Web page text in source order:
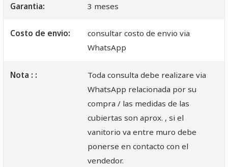
Garantia: 3 meses
Costo de envio:
consultar costo de envio via
WhatsApp
Nota : :
Toda consulta debe realizare via
WhatsApp relacionada por su
compra / las medidas de las
cubiertas son aprox. , si el
vanitorio va entre muro debe
ponerse en contacto con el
vendedor.